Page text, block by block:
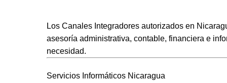
Los Canales Integradores autorizadosen
asesoría administrativa, contable, financiera e
necesidad.
Servicios Informáticos Nicaragua